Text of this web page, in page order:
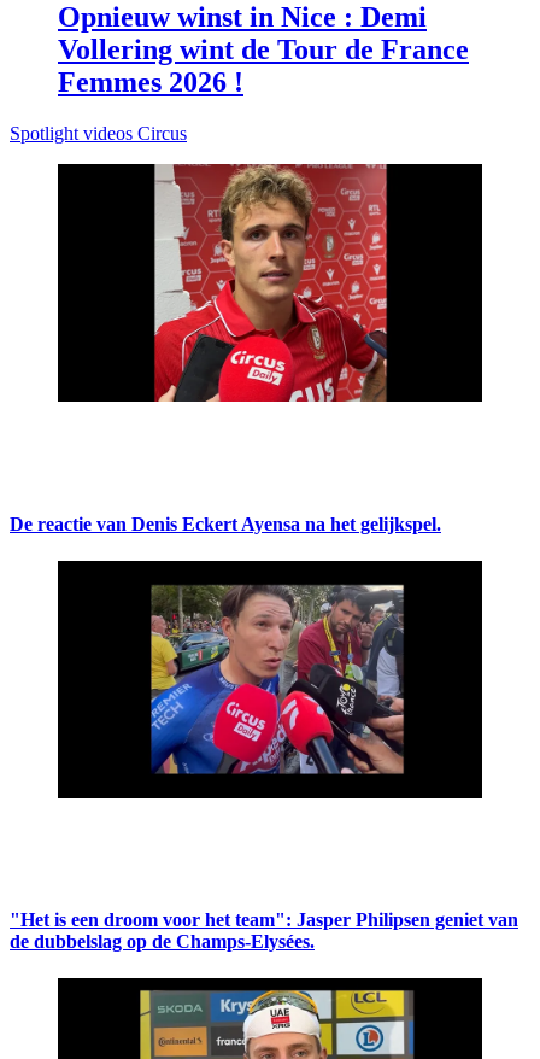
Opnieuw winst in Nice : Demi
Vollering wint de Tour de France
Femmes 2026 !
Spotlight videos Circus
De reactie van Denis Eckert Ayensa na het gelijkspel.
"Het is een droom voor het team": Jasper Philipsen geniet van
de dubbelslag op de Champs-Elysées.